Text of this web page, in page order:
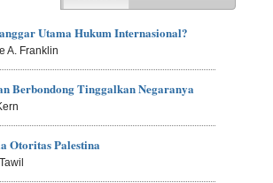
Utama Hukum Internasional?
A. Franklin
Berbondong Tinggalkan Negaranya
Otoritas Palestina